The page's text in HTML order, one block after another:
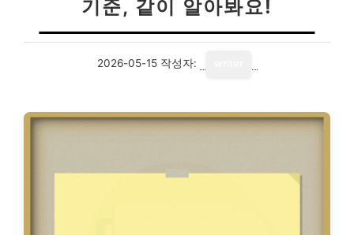
기준, 같이 알아봐요!
2026-05-15 작성자: